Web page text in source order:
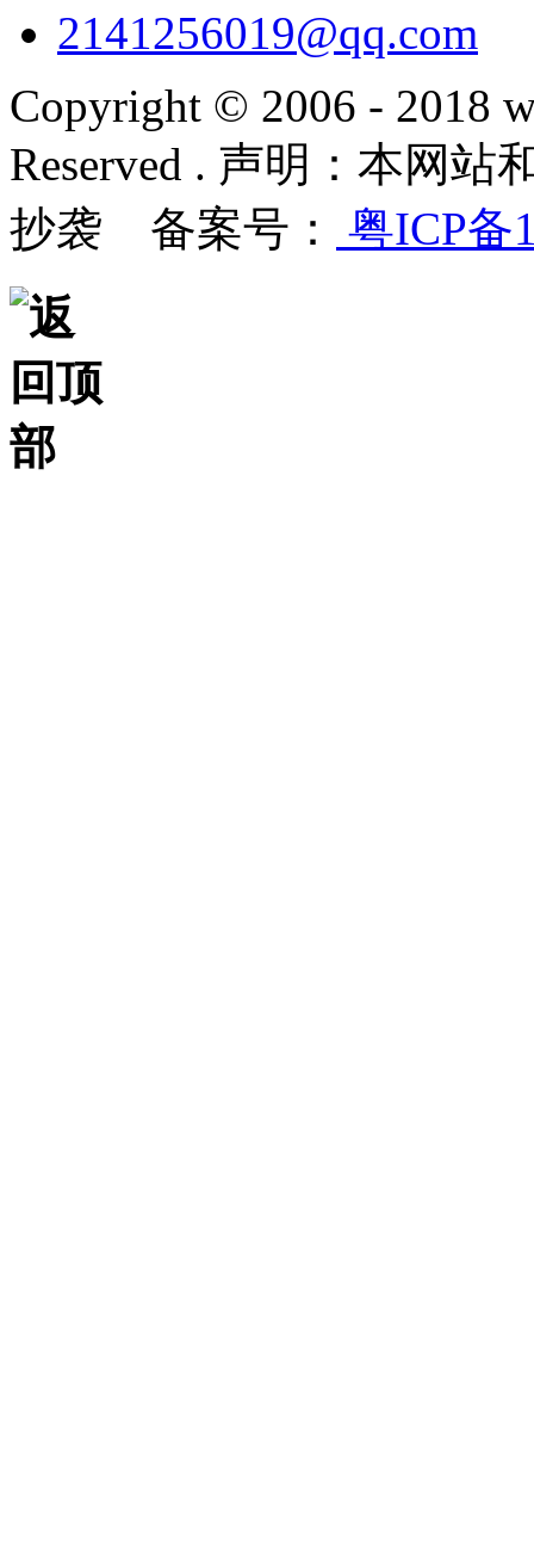
2141256019@qq.com
Copyright © 2006 - 2018
Reserved . 声明：本网
抄袭 备案号：
粤ICP备